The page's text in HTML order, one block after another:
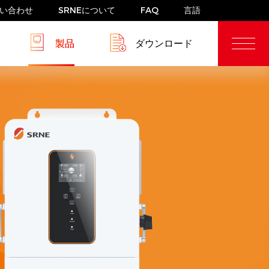
RV 配電システム
ブログ
合わせ SRNEについて FAQ 言語
蓄電システム
製品
HESP 4-6.5kW-HJP
ダウンロード